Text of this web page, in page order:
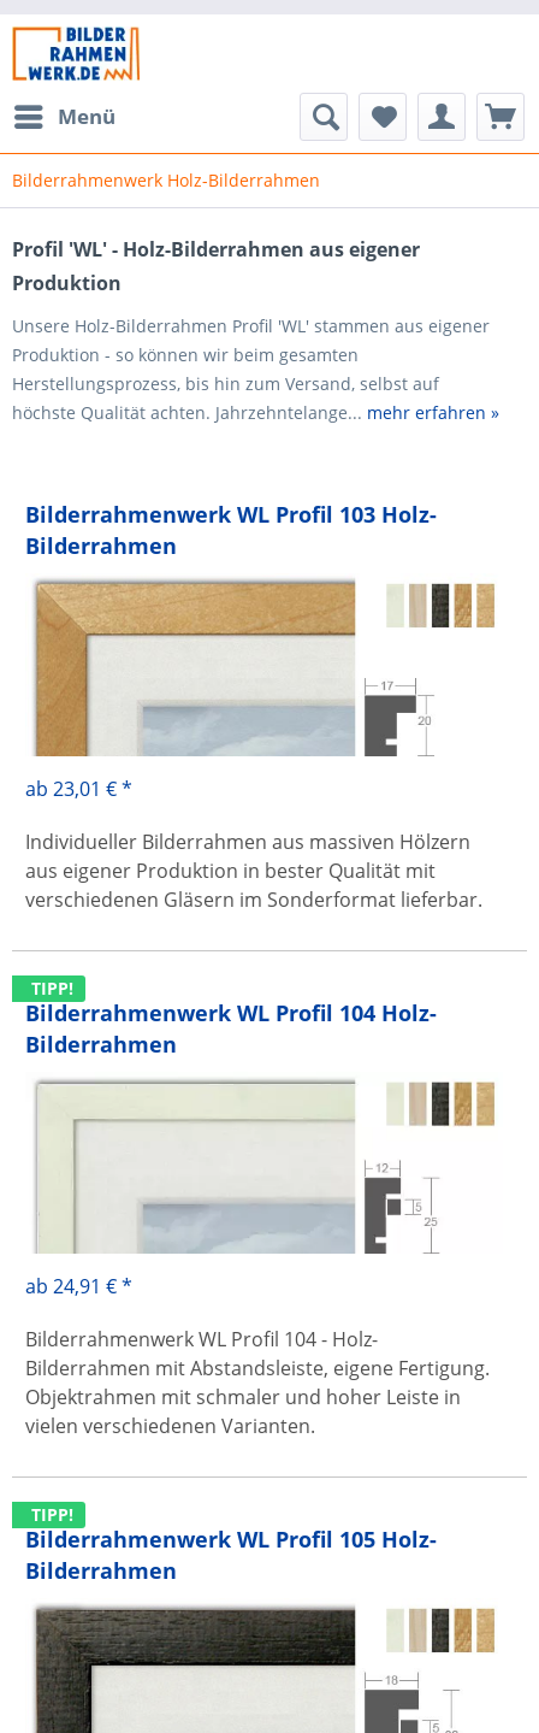
Menü
Bilderrahmenwerk Holz-Bilderrahmen
Profil 'WL' - Holz-Bilderrahmen aus eigener
Produktion
Unsere Holz-Bilderrahmen Profil 'WL' stammen aus eigener
Produktion - so können wir beim gesamten
Herstellungsprozess, bis hin zum Versand, selbst auf
höchste Qualität achten. Jahrzehntelange... mehr erfahren »
Bilderrahmenwerk WL Profil 103 Holz-
Bilderrahmen
ab 23,01 € *
Individueller Bilderrahmen aus massiven Hölzern
aus eigener Produktion in bester Qualität mit
verschiedenen Gläsern im Sonderformat lieferbar.
TIPP!
Bilderrahmenwerk WL Profil 104 Holz-
Bilderrahmen
ab 24,91 € *
Bilderrahmenwerk WL Profil 104 - Holz-
Bilderrahmen mit Abstandsleiste, eigene Fertigung.
Objektrahmen mit schmaler und hoher Leiste in
vielen verschiedenen Varianten.
TIPP!
Bilderrahmenwerk WL Profil 105 Holz-
Bilderrahmen